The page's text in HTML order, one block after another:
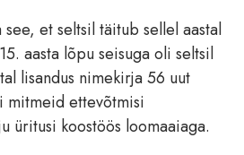
see, et seltsil täitub sellel aastal
aasta lõpu seisuga oli seltsil
lisandus nimekirja 56 uut
mitmeid ettevõtmisi
üritusi koostöös loomaaiaga.